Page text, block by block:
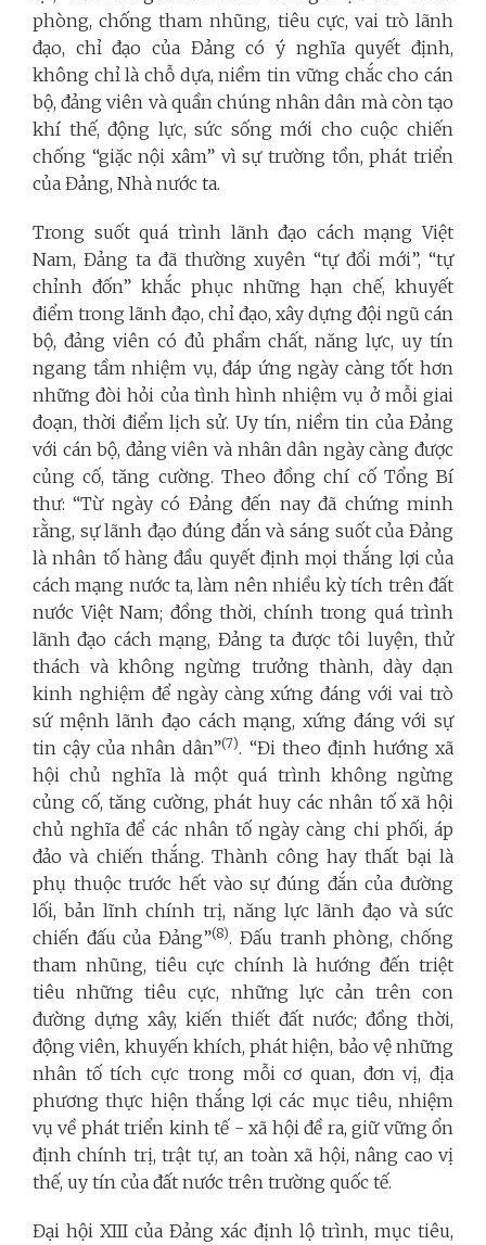
phòng, chống tham nhũng, tiêu cực, vai trò lãnh
đạo, chỉ đạo của Đảng có ý nghĩa quyết định,
không chỉ là chỗ dựa, niềm tin vững chắc cho cán
bộ, đảng viên và quần chúng nhân dân mà còn tạo
khí thế, động lực, sức sống mới cho cuộc chiến
chống “giặc nội xâm” vì sự trường tồn, phát triển
của Đảng, Nhà nước ta.
Trong suốt quá trình lãnh đạo cách mạng Việt
Nam, Đảng ta đã thường xuyên “tự đổi mới”, “tự
chỉnh đốn” khắc phục những hạn chế, khuyết
điểm trong lãnh đạo, chỉ đạo, xây dựng đội ngũ cán
bộ, đảng viên có đủ phẩm chất, năng lực, uy tín
ngang tầm nhiệm vụ, đáp ứng ngày càng tốt hơn
những đòi hỏi của tình hình nhiệm vụ ở mỗi giai
đoạn, thời điểm lịch sử. Uy tín, niềm tin của Đảng
với cán bộ, đảng viên và nhân dân ngày càng được
củng cố, tăng cường. Theo đồng chí cố Tổng Bí
thư: “Từ ngày có Đảng đến nay đã chứng minh
rằng, sự lãnh đạo đúng đắn và sáng suốt của Đảng
là nhân tố hàng đầu quyết định mọi thắng lợi của
cách mạng nước ta, làm nên nhiều kỳ tích trên đất
nước Việt Nam; đồng thời, chính trong quá trình
lãnh đạo cách mạng, Đảng ta được tôi luyện, thử
thách và không ngừng trưởng thành, dày dạn
kinh nghiệm để ngày càng xứng đáng với vai trò
sứ mệnh lãnh đạo cách mạng, xứng đáng với sự
tin cậy của nhân dân”(7). “Đi theo định hướng xã
hội chủ nghĩa là một quá trình không ngừng
củng cố, tăng cường, phát huy các nhân tố xã hội
chủ nghĩa để các nhân tố ngày càng chi phối, áp
đảo và chiến thắng. Thành công hay thất bại là
phụ thuộc trước hết vào sự đúng đắn của đường
lối, bản lĩnh chính trị, năng lực lãnh đạo và sức
chiến đấu của Đảng”(8). Đấu tranh phòng, chống
tham nhũng, tiêu cực chính là hướng đến triệt
tiêu những tiêu cực, những lực cản trên con
đường dựng xây, kiến thiết đất nước; đồng thời,
động viên, khuyến khích, phát hiện, bảo vệ những
nhân tố tích cực trong mỗi cơ quan, đơn vị, địa
phương thực hiện thắng lợi các mục tiêu, nhiệm
vụ về phát triển kinh tế - xã hội đề ra, giữ vững ổn
định chính trị, trật tự, an toàn xã hội, nâng cao vị
thế, uy tín của đất nước trên trường quốc tế.
Đại hội XIII của Đảng xác định lộ trình, mục tiêu,